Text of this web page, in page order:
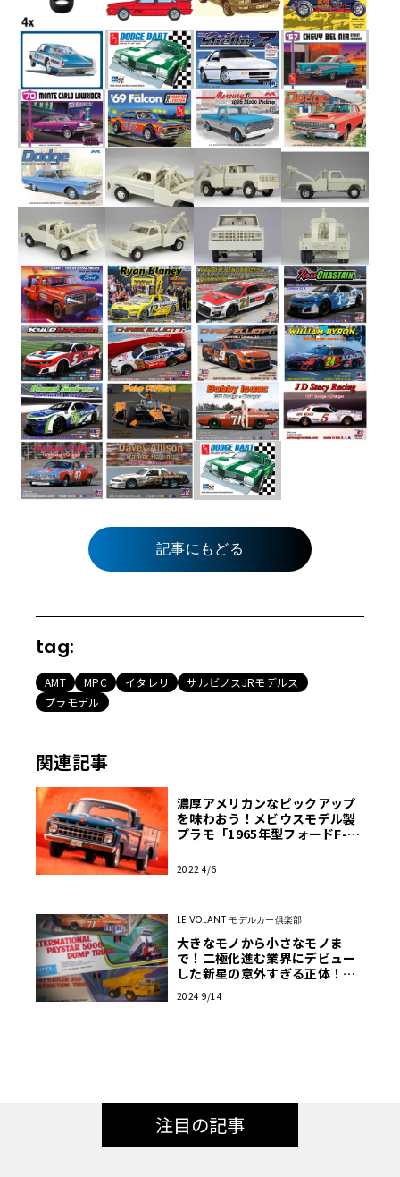
記事にもどる
tag:
AMT MPC イタレリ
サルビノスJRモデルス
プラモデル
関連記事
濃厚アメリカンなピックアップ
を味わおう！メビウスモデル製
プラモ「1965年型フォードF-10
2022 4/6
LE VOLANT モデルカー俱楽部
大きなモノから小さなモノま
で！二極化進む業界にデビュー
した新星の意外すぎる正体！
ニクル】第34回
2024 9/14
注目の記事